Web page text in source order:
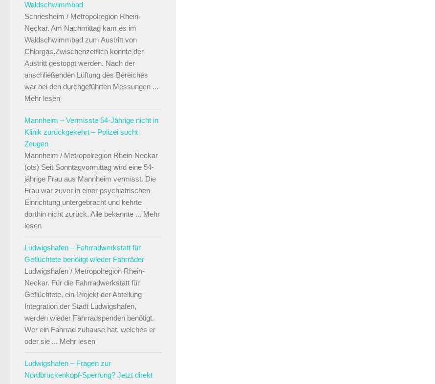
Waldschwimmbad
Schriesheim / Metropolregion Rhein-
Neckar. Am Nachmittag kam es im
Waldschwimmbad zum Austritt von
Chlorgas.Zwischenzeitlich konnte der
Austritt gestoppt werden. Nach der
anschließenden Lüftung des Bereiches
war bei den durchgeführten Messungen ...
Mehr lesen
Mannheim – Vermisste 54-Jährige nicht in
Klinik zurückgekehrt – Polizei sucht
Zeugen
Mannheim / Metropolregion Rhein-Neckar
(ots) Seit Sonntagvormittag wird eine 54-
jährige Frau aus Mannheim vermisst. Die
Frau war zuvor in einer psychiatrischen
Einrichtung untergebracht und kehrte
dorthin nicht zurück. Alle bekannte ... Mehr
lesen
Ludwigshafen – Fahrradwerkstatt für
Geflüchtete benötigt wieder Fahrräder
Ludwigshafen / Metropolregion Rhein-
Neckar. Für die Fahrradwerkstatt für
Geflüchtete, ein Projekt der Abteilung
Integration der Stadt Ludwigshafen,
werden wieder Fahrradspenden benötigt.
Wer ein Fahrrad zuhause hat, welches er
oder sie ... Mehr lesen
Ludwigshafen – Fragen zur
Nordbrückenkopf-Sperrung? Jetzt direkt